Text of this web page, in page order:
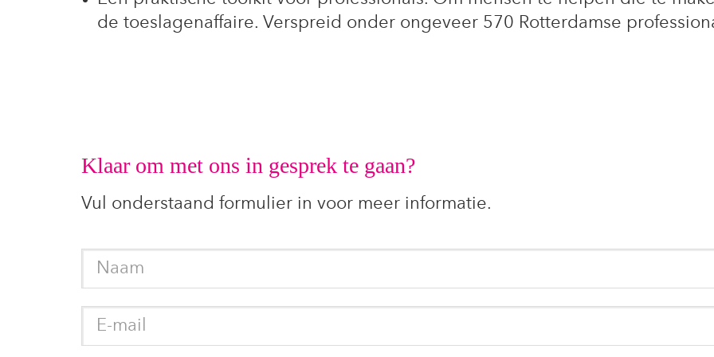
de toeslagenaffaire. Verspreid onder ongeveer 570 Rotterdamse
Klaar om met ons in gesprek te gaan?
Vul onderstaand formulier in voor meer informatie.